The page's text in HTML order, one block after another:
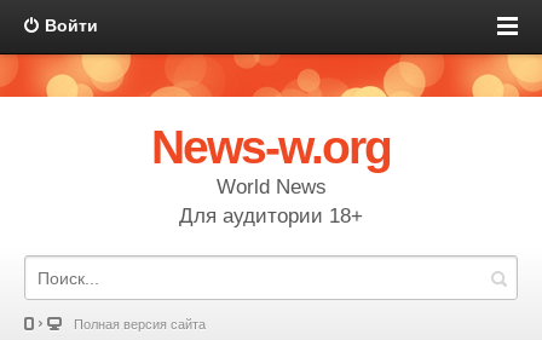
Войти
News-w.org
World News
Для аудитории 18+
Полная версия сайта